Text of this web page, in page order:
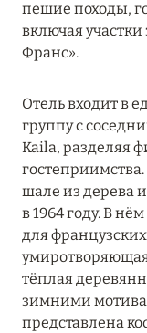
Hôtel AlpenRuitor
Hôtel Annapurna
Hôtel Barrière
Hôtel Daria-I Nor
Hôtel de La Loze
Hôtel Koh-I Nor
Hôtel L'Arboisie
Hotel Le Kaila
пешие походы,
включая
Франс».
Отель входит в
группу с
Kaila, разделяя
шале из дерева
в 1964 году. В
для
тёплая
зимними
представлена